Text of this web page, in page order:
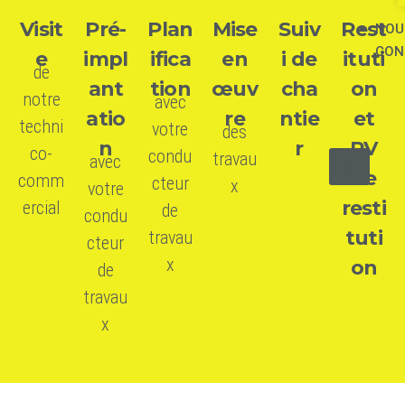
Visit
e
de
notre
techni
co-
comm
ercial
Pré-
impl
ant
atio
n
avec
votre
condu
cteur
de
travau
x
Plan
ifica
tion
avec
votre
condu
cteur
de
travau
x
Mise
en
œuv
re
des
travau
x
Suiv
i de
cha
ntie
r
Rest
ituti
on
et
PV
de
resti
tuti
on